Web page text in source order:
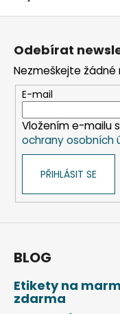
Z
Odebírat
Nezmeškejte žádné
E-mail
Vložením e-mailu
ochrany osobních
PŘIHLÁSIT SE
BLOG
Etikety na
zdarma